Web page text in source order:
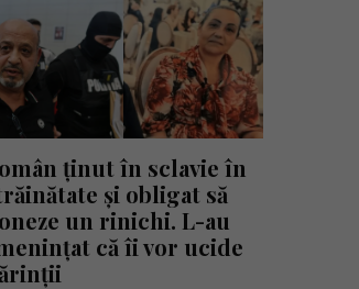
ținut în sclavie în
și obligat să
un rinichi. L-au
că îi vor ucide